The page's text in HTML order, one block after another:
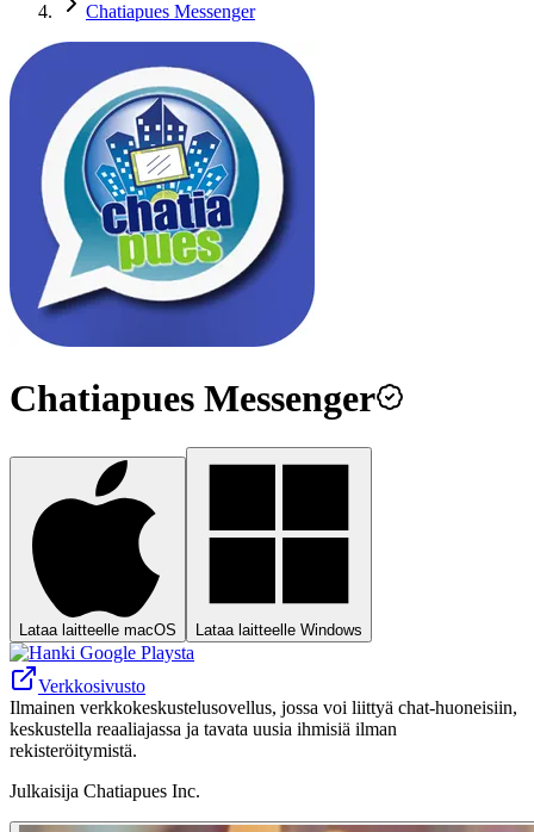
Chatiapues Messenger
Chatiapues Messenger
Lataa laitteelle macOS Lataa laitteelle Windows
Verkkosivusto
Ilmainen verkkokeskustelusovellus, jossa voi liittyä chat-huoneisiin,
keskustella reaaliajassa ja tavata uusia ihmisiä ilman
rekisteröitymistä.
Julkaisija Chatiapues Inc.